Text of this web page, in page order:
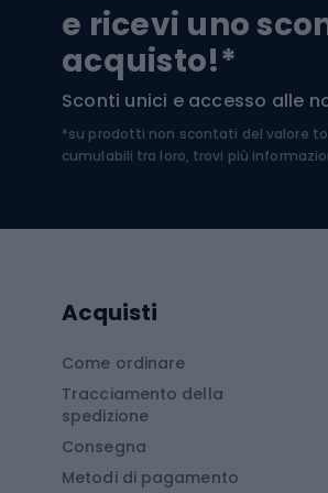
Biciclette per bambini
Sport acquatici
Costumi da bagno
Stivali da trekking
Scarponi da montagna
Scarponi da trekking
e ricevi uno
acquisto!*
Sconti unici e accesso alle
*su prodotti non scontati del valore
cumulabili tra loro, trovi più
Acquisti
Come ordinare
Tracciamento della
spedizione
Consegna
Metodi di pagamento